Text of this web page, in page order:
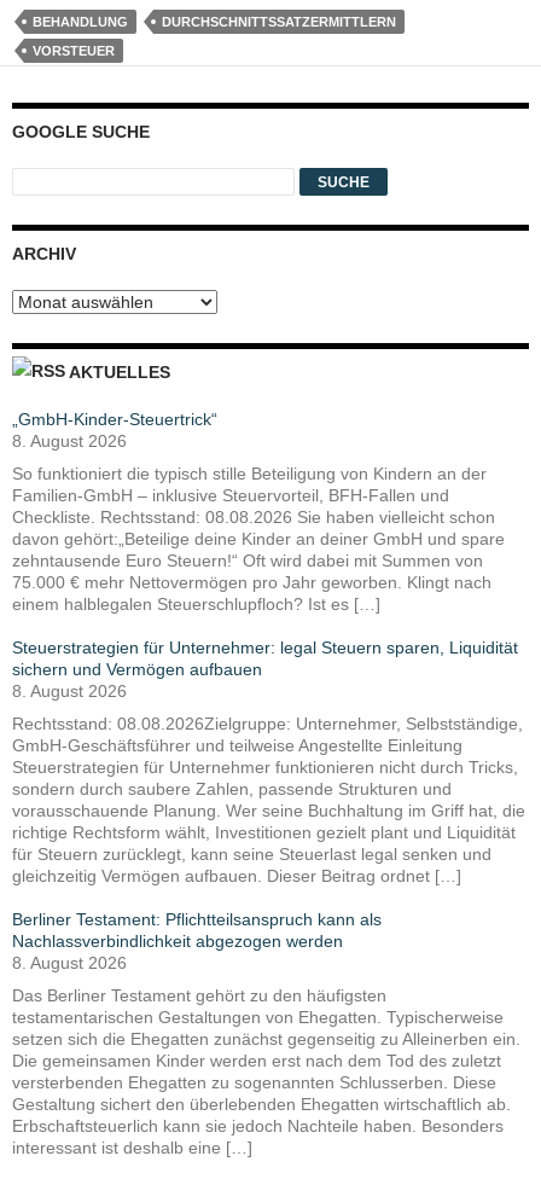
BEHANDLUNG
DURCHSCHNITTSSATZERMITTLERN
VORSTEUER
GOOGLE SUCHE
ARCHIV
Archiv
AKTUELLES
„GmbH-Kinder-Steuertrick“
8. August 2026
So funktioniert die typisch stille Beteiligung von Kindern an der
Familien-GmbH – inklusive Steuervorteil, BFH-Fallen und
Checkliste. Rechtsstand: 08.08.2026 Sie haben vielleicht schon
davon gehört:„Beteilige deine Kinder an deiner GmbH und spare
zehntausende Euro Steuern!“ Oft wird dabei mit Summen von
75.000 € mehr Nettovermögen pro Jahr geworben. Klingt nach
einem halblegalen Steuerschlupfloch? Ist es […]
Steuerstrategien für Unternehmer: legal Steuern sparen, Liquidität
sichern und Vermögen aufbauen
8. August 2026
Rechtsstand: 08.08.2026Zielgruppe: Unternehmer, Selbstständige,
GmbH-Geschäftsführer und teilweise Angestellte Einleitung
Steuerstrategien für Unternehmer funktionieren nicht durch Tricks,
sondern durch saubere Zahlen, passende Strukturen und
vorausschauende Planung. Wer seine Buchhaltung im Griff hat, die
richtige Rechtsform wählt, Investitionen gezielt plant und Liquidität
für Steuern zurücklegt, kann seine Steuerlast legal senken und
gleichzeitig Vermögen aufbauen. Dieser Beitrag ordnet […]
Berliner Testament: Pflichtteilsanspruch kann als
Nachlassverbindlichkeit abgezogen werden
8. August 2026
Das Berliner Testament gehört zu den häufigsten
testamentarischen Gestaltungen von Ehegatten. Typischerweise
setzen sich die Ehegatten zunächst gegenseitig zu Alleinerben ein.
Die gemeinsamen Kinder werden erst nach dem Tod des zuletzt
versterbenden Ehegatten zu sogenannten Schlusserben. Diese
Gestaltung sichert den überlebenden Ehegatten wirtschaftlich ab.
Erbschaftsteuerlich kann sie jedoch Nachteile haben. Besonders
interessant ist deshalb eine […]